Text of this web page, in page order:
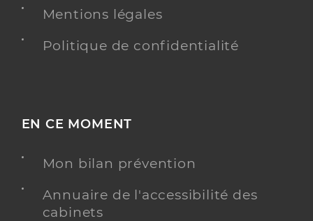
Mentions légales
Politique de confidentialité
EN CE MOMENT
Mon bilan prévention
Annuaire de l'accessibilité des
cabinets